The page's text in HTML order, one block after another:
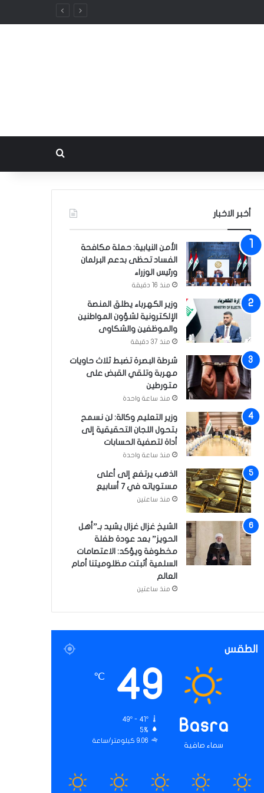
أخبر الاخبار
الأمن النيابية: حملة مكافحة
الفساد تحظى بدعم البرلمان
ورئيس الوزراء
منذ 16 دقيقة
وزير الكهرباء يطلق المنصة
الإلكترونية لشؤون المواطنين
والموظفين والشكاوى
منذ 37 دقيقة
شرطة البصرة تضبط ثلاث حاويات
مهربة وتلقي القبض على
متورطين
منذ ساعة واحدة
وزير التعليم وكالة: لن نسمح
بتحول اللجان التحقيقية إلى
أداة لتصفية الحسابات
منذ ساعة واحدة
الذهب يرتفع إلى أعلى
مستوياته في 7 أسابيع
منذ ساعتين
الشيخ غزال غزال يشيد بـ”أهل
الحويز” بعد عودة طفلة
مخطوفة ويؤكد: الاعتصامات
السلمية أثبتت مظلوميتنا أمام
العالم
منذ ساعتين
الطقس
Basra
سماء صافية
49
℃
49º - 41º
5%
9.06 كيلومتر/ساعة